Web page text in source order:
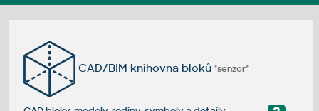
CAD/BIM knihovna bloků"senzor"